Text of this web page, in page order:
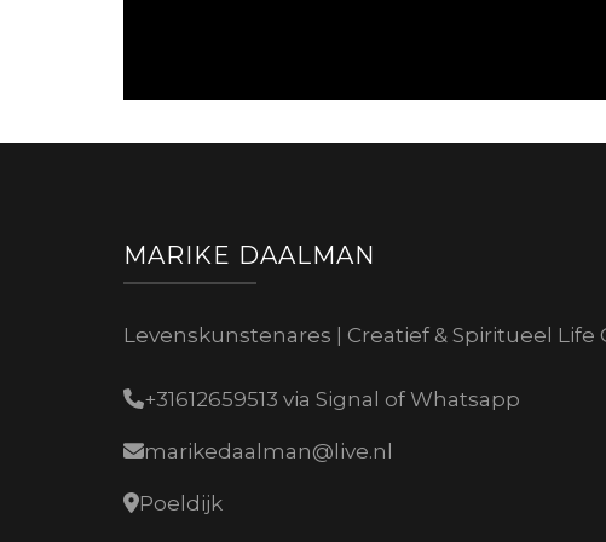
MARIKE DAALMAN
Levenskunstenares | Creatief & Spiritueel
+31612659513 via Signal of Whatsapp
marikedaalman@live.nl
Poeldijk